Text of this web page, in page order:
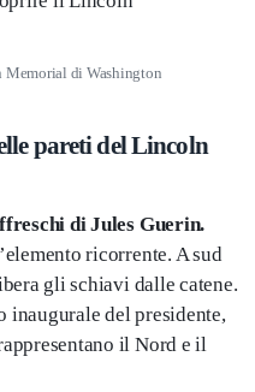
di Washington
pareti del Lincoln
di Jules Guerin.
ricorrente. A sud
gli schiavi dalle catene.
inaugurale del presidente,
il Nord e il